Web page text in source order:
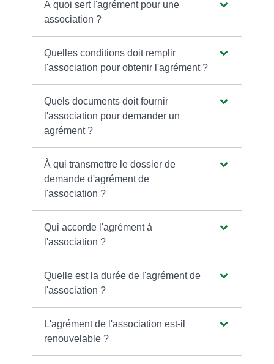
À quoi sert l'agrément pour une
association ?
Quelles conditions doit remplir
l'association pour obtenir l'agrément ?
Quels documents doit fournir
l'association pour demander un
agrément ?
À qui transmettre le dossier de
demande d'agrément de
l'association ?
Qui accorde l'agrément à
l'association ?
Quelle est la durée de l'agrément de
l'association ?
L'agrément de l'association est-il
renouvelable ?